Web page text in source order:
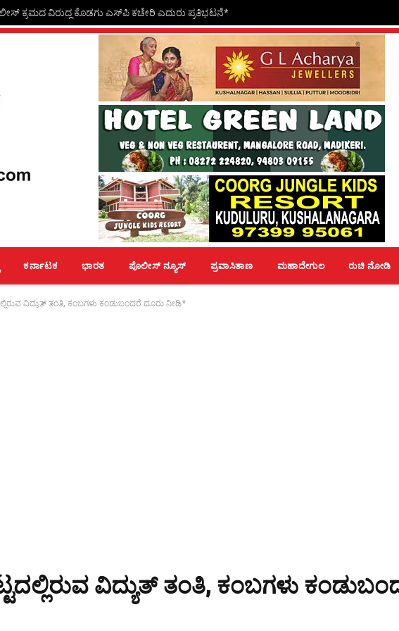
ಕ್ರಮದ ವಿರುದ್ಧ ಕೊಡಗು ಎಸ್‍ಪಿ ಕಚೇರಿ ಎದುರು ಪ್ರತಿಭಟನೆ*
ಕರ್ನಾಟಕ ಭಾರತ ಪೊಲೀಸ್ ನ್ಯೂಸ್ ಪ್ರವಾಸಿತಾಣ ಮಹಾದೇಗುಲ ರುಚಿ ನೋಡಿ
ವಿದ್ಯುತ್ ತಂತಿ, ಕಂಬಗಳು ಕಂಡುಬಂದರೆ ದೂರು ನೀಡಿ*
ವಿದ್ಯುತ್ ತಂತಿ, ಕಂಬಗಳು